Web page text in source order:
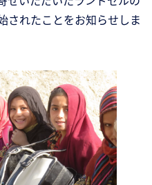
されたことをお知らせしま